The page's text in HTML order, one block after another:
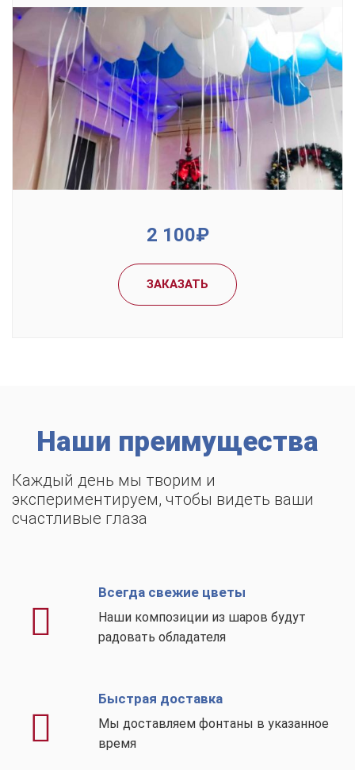
2 100₽
Sed feugiat porttitor nunc, non dignissim ipsum vestibulum in.
ЗАКАЗАТЬ
Наши преимущества
Каждый день мы творим и
экспериментируем, чтобы видеть ваши
счастливые глаза
Всегда свежие цветы
Наши композиции из шаров будут
радовать обладателя
Быстрая доставка
Мы доставляем фонтаны в указанное
время